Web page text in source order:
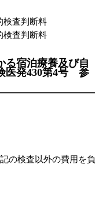
検査判断料
検査判断料
る宿泊療養及び自
医発430第4号 参
の検査以外の費用を負